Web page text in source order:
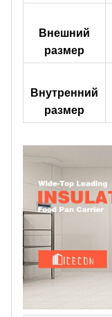
Внешний
размер
Внутренний
размер